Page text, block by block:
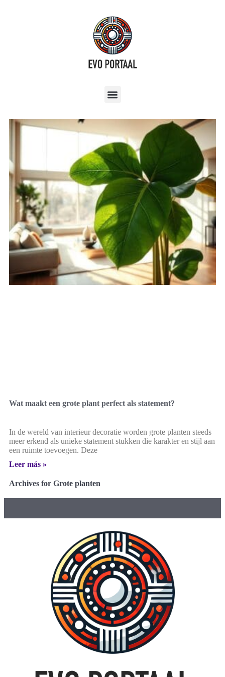
Wat maakt een grote plant perfect als statement?
In de wereld van interieur decoratie worden grote planten steeds
meer erkend als unieke statement stukken die karakter en stijl aan
een ruimte toevoegen. Deze
Leer más »
Archives for Grote planten